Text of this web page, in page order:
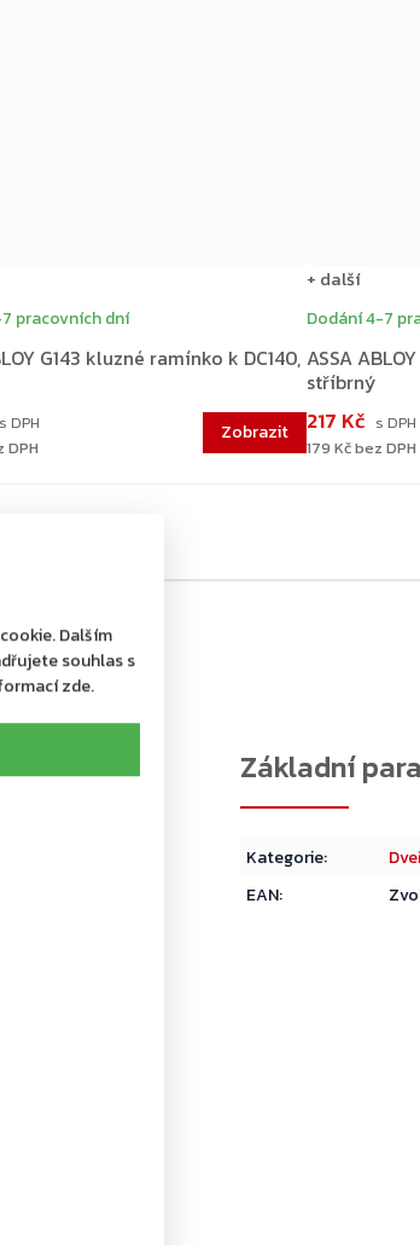
Dalším
souhlas s
zde.
G143 kluzné ramínko k DC140,
pracovních dní
DPH
ASSA
stříbrný
Dodání 4-7
179 Kč bez DPH
217 Kč
+ další
a váhy 100
mm a váhy
Kategorie:
EAN: